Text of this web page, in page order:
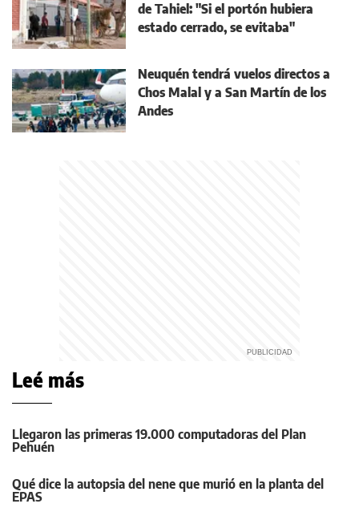
de Tahiel: "Si el portón hubiera
estado cerrado, se evitaba"
Neuquén tendrá vuelos directos a
Chos Malal y a San Martín de los
Andes
Leé más
Llegaron las primeras 19.000 computadoras del Plan
Pehuén
Qué dice la autopsia del nene que murió en la planta del
EPAS